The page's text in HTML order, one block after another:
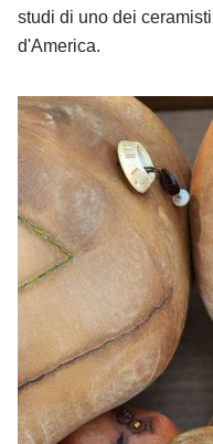
studi di uno dei
d'America.
Primitivi di Olde Lady